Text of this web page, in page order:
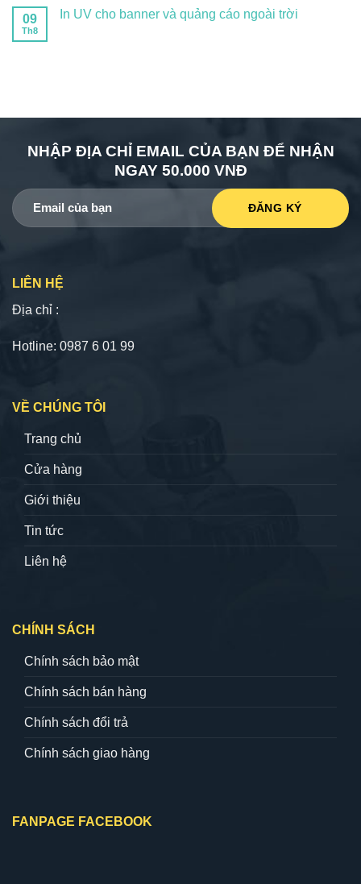
09
Th8
In UV cho banner và quảng cáo ngoài trời
NHẬP ĐỊA CHỈ EMAIL CỦA BẠN ĐỂ NHẬN
NGAY 50.000 VNĐ
LIÊN HỆ
Địa chỉ :
Hotline: 0987 6 01 99
VỀ CHÚNG TÔI
Trang chủ
Cửa hàng
Giới thiệu
Tin tức
Liên hệ
CHÍNH SÁCH
Chính sách bảo mật
Chính sách bán hàng
Chính sách đổi trả
Chính sách giao hàng
FANPAGE FACEBOOK